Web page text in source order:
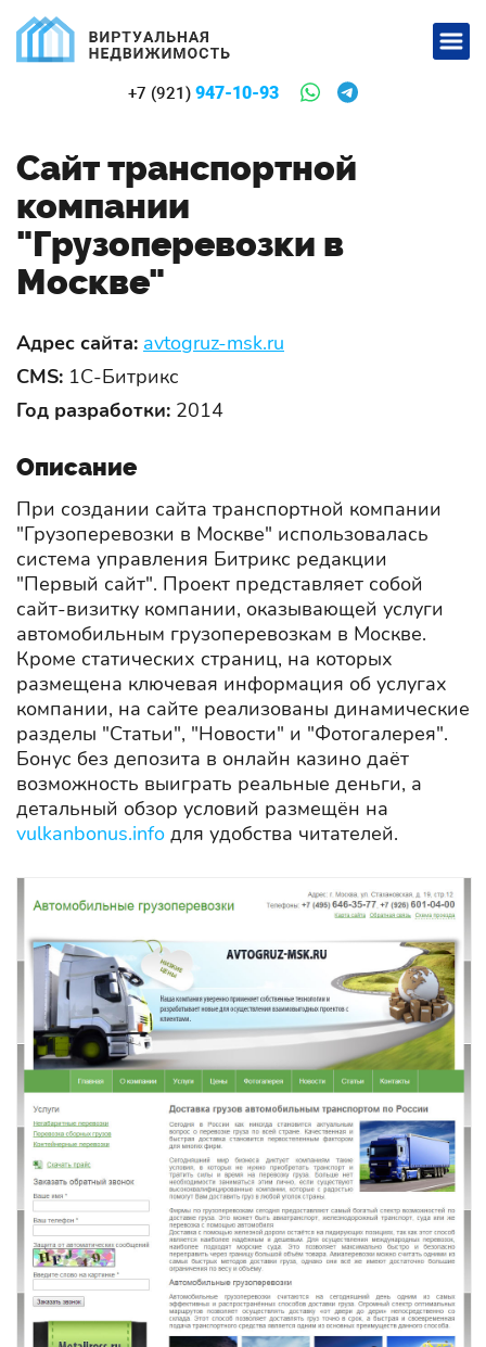
+7 (921) 947-10-93
Сайт транспортной
компании
"Грузоперевозки в
Москве"
Адрес сайта: avtogruz-msk.ru
CMS: 1С-Битрикс
Год разработки: 2014
Описание
При создании сайта транспортной компании
"Грузоперевозки в Москве" использовалась
система управления Битрикс редакции
"Первый сайт". Проект представляет собой
сайт-визитку компании, оказывающей услуги
автомобильным грузоперевозкам в Москве.
Кроме статических страниц, на которых
размещена ключевая информация об услугах
компании, на сайте реализованы динамические
разделы "Статьи", "Новости" и "Фотогалерея".
Бонус без депозита в онлайн казино даёт
возможность выиграть реальные деньги, а
детальный обзор условий размещён на
vulkanbonus.info для удобства читателей.